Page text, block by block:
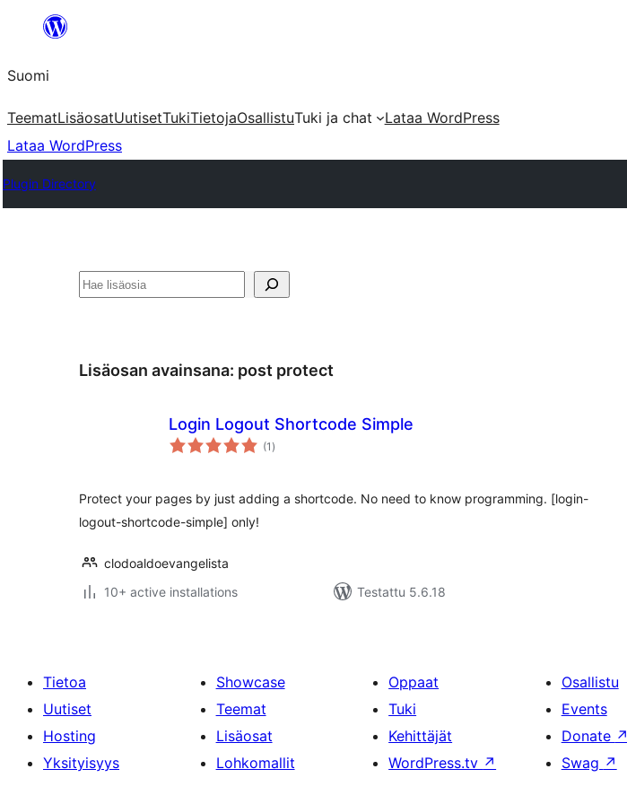
Suomi
TeematLisäosatUutisetTukiTietojaOsallistuTuki ja chat
Lataa WordPress
Lataa WordPress
Plugin Directory
Etsi
Lisäosan avainsana: post protect
Login Logout Shortcode Simple
(1 arvosanat
yhteensä
)
Protect your pages by just adding a shortcode. No need to know programming. [login-
logout-shortcode-simple] only!
clodoaldoevangelista
10+ active installations
Testattu 5.6.18
Tietoa
Uutiset
Hosting
Yksityisyys
Showcase
Teemat
Lisäosat
Lohkomallit
Oppaat
Tuki
Kehittäjät
WordPress.tv ↗
Osallistu
Events
Donate ↗
Swag ↗